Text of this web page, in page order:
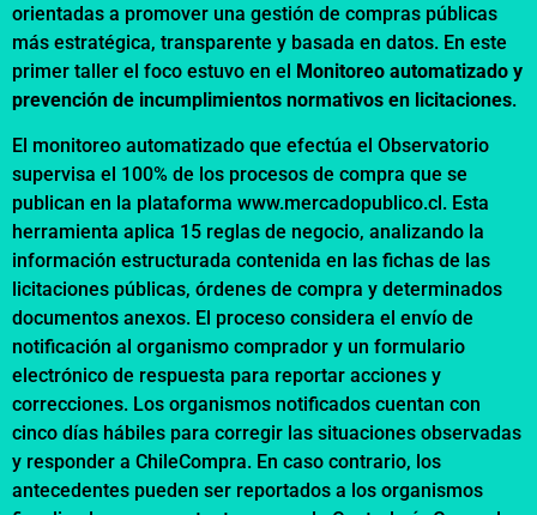
orientadas a promover una gestión de compras públicas
más estratégica, transparente y basada en datos. En este
primer taller el foco estuvo en el Monitoreo automatizado y
prevención de incumplimientos normativos en licitaciones.
El monitoreo automatizado que efectúa el Observatorio
supervisa el 100% de los procesos de compra que se
publican en la plataforma www.mercadopublico.cl. Esta
herramienta aplica 15 reglas de negocio, analizando la
información estructurada contenida en las fichas de las
licitaciones públicas, órdenes de compra y determinados
documentos anexos. El proceso considera el envío de
notificación al organismo comprador y un formulario
electrónico de respuesta para reportar acciones y
correcciones. Los organismos notificados cuentan con
cinco días hábiles para corregir las situaciones observadas
y responder a ChileCompra. En caso contrario, los
antecedentes pueden ser reportados a los organismos